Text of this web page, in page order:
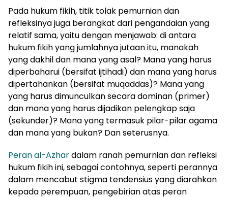
Pada hukum fikih, titik tolak pemurnian dan
refleksinya juga berangkat dari pengandaian yang
relatif sama, yaitu dengan menjawab: di antara
hukum fikih yang jumlahnya jutaan itu, manakah
yang dakhil dan mana yang asal? Mana yang harus
diperbaharui (bersifat ijtihadi) dan mana yang harus
dipertahankan (bersifat muqaddas)? Mana yang
yang harus dimunculkan secara dominan (primer)
dan mana yang harus dijadikan pelengkap saja
(sekunder)? Mana yang termasuk pilar-pilar agama
dan mana yang bukan? Dan seterusnya.
Peran al-Azhardalam ranah pemurnian dan refleksi
hukum fikih ini, sebagai contohnya, seperti perannya
dalam mencabut stigma tendensius yang diarahkan
kepada perempuan, pengebirian atas peran